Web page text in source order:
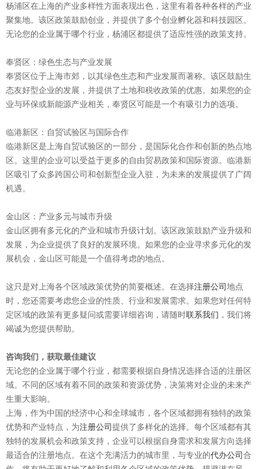
杨浦区在上海的产业多样性方面表现出色，这里有着各种各样的产业
聚集地。该区政策鼓励创业，并提供了多个创业孵化器和科技园区。
无论您的企业属于哪个行业，杨浦区都提供了适应性强的政策支持。
奉贤区：绿色生态与产业发展
奉贤区位于上海市郊，以其绿色生态和产业发展而著称。该区鼓励生
态友好型企业的发展，并提供了土地和税收政策的优惠。如果您的企
业与环保或新能源产业相关，奉贤区可能是一个有吸引力的选项。
临港新区：自贸试验区与国际合作
临港新区是上海自贸试验区的一部分，是国际化合作和创新的热点地
区。这里的企业可以受益于更多的自由贸易政策和国际资源。临港新
区吸引了众多跨国公司和创新型企业入驻，为未来的发展提供了广阔
机遇。
金山区：产业多元与城市升级
金山区拥有多元化的产业和城市升级计划。该区政策鼓励产业升级和
发展，为企业提供了良好的发展环境。如果您的企业寻求多元化的发
展机会，金山区可能是一个值得考虑的地点。
这只是对上海各个区域政策优势的简要概述。在选择注册公司地点
时，您还需要考虑您企业的性质、行业和发展需求。如果您对任何特
定区域的政策有更多疑问或需要详细咨询，请随时联系我们 ，我们将
竭诚为您提供帮助。
咨询我们，获取最佳建议
无论您的企业属于哪个行业，都需要根据自身情况选择合适的注册区
域。不同的区域有着不同的政策和资源优势，决策将对企业的未来产
生重大影响。
上海，作为中国的经济中心和全球城市，各个区域都拥有独特的政策
优势和产业特点，为注册公司提供了多样化的选择。每个区域都有其
独特的发展机会和政策支持，企业可以根据自身需求和发展方向选择
最适合的注册地点。在这个充满活力的城市里，与专业的代办公司合